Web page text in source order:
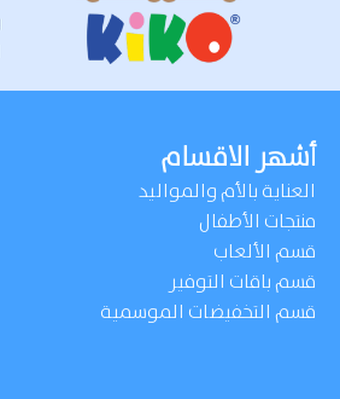
أشهر الاقسام
العناية بالأم والمواليد
منتجات الأطفال
قسم الألعاب
قسم باقات التوفير
قسم التخفيضات الموسمية